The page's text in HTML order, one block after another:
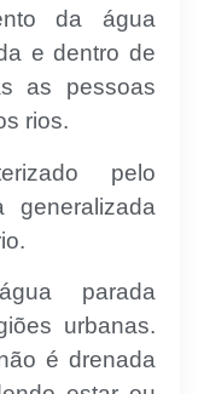
da água
e dentro de
as pessoas
rios.
pelo
generalizada
parada
urbanas.
é drenada